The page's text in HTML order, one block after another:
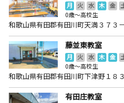
月 火 水 木 金
0歳～高校生
和歌山県有田郡有田川町天満３７３
藤並東教室
月 火 水 木 金
0歳～高校生
和歌山県有田郡有田川町下津野１８
有田庄教室